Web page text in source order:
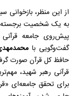
از این منظر، بازخوانی
به یک شخصیت برجسته
پیش‌روی جامعه
گفت‌وگویی با
حافظ کل قرآن صورت
قرآنی رهبر شهید،
برای تحقق جامعه‌ای